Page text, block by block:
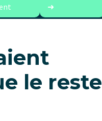
➜
le reste